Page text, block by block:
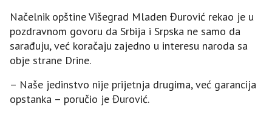
Načelnik opštine Višegrad Mladen Đurović rekao je u
pozdravnom govoru da Srbija i Srpska ne samo da
sarađuju, već koračaju zajedno u interesu naroda sa
obje strane Drine.
– Naše jedinstvo nije prijetnja drugima, već garancija
opstanka – poručio je Đurović.